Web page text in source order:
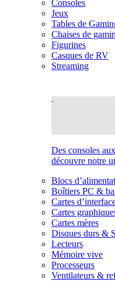
Consoles
Jeux
Tables de
Chaises de
Figurines
Casques de RV
Streaming
Des consoles
découvre notre
Blocs
Boîtiers PC &
Cartes
Cartes
Cartes mères
Disques durs &
Lecteurs
Mémoire vive
Processeurs
Ventilateurs &